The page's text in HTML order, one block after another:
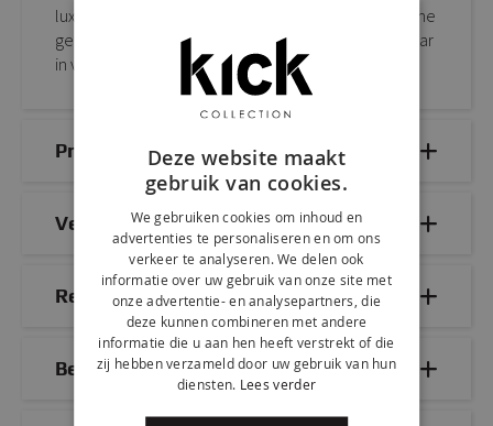
luxe uitstraling. Met zijn velours zitting en stalen frame
geeft onze barkruk net dat beetje extra. Verkrijgbaar
in verschillende kleuren dus voor ieder wat wils.
Productdetails
Veelgestelde vragen
Reviews
Bezorg- & retourinformatie
Deze website maakt
gebruik van cookies.
We gebruiken cookies om inhoud en
advertenties te personaliseren en om ons
verkeer te analyseren. We delen ook
informatie over uw gebruik van onze site met
onze advertentie- en analysepartners, die
deze kunnen combineren met andere
informatie die u aan hen heeft verstrekt of die
zij hebben verzameld door uw gebruik van hun
diensten. Lees verder